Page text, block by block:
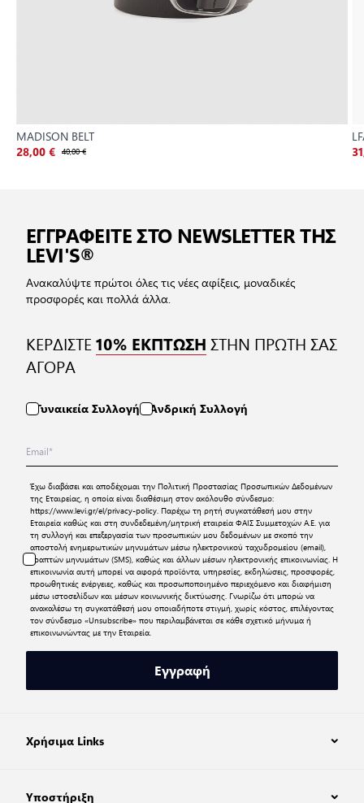
MADISON BELT
28,00 € 40,00 €
ΕΓΓΡΑΦΕΙΤΕ ΣΤΟ NEWSLETTER ΤΗΣ
LEVI'S®
Ανακαλύψτε πρώτοι όλες τις νέες αφίξεις, μοναδικές
προσφορές και πολλά άλλα.
ΚΕΡΔΙΣΤΕ10% ΕΚΠΤΩΣΗ ΣΤΗΝ ΠΡΩΤΗ ΣΑΣ
ΑΓΟΡΑ
Γυναικεία Συλλογή Ανδρική Συλλογή
Έχω διαβάσει και αποδέχομαι την Πολιτική Προστασίας Προσωπικών Δεδομένων
της Εταιρείας, η οποία είναι διαθέσιμη στον ακόλουθο σύνδεσμο:
https://www.levi.gr/el/privacy-policy. Παρέχω τη ρητή συγκατάθεσή μου στην
Εταιρεία καθώς και στη συνδεδεμένη/μητρική εταιρεία ΦΑΙΣ Συμμετοχών Α.Ε. για
τη συλλογή και επεξεργασία των προσωπικών μου δεδομένων με σκοπό την
αποστολή ενημερωτικών μηνυμάτων μέσω ηλεκτρονικού ταχυδρομείου (email),
γραπτών μηνυμάτων (SMS), καθώς και άλλων μέσων ηλεκτρονικής επικοινωνίας. Η
επικοινωνία αυτή μπορεί να αφορά προϊόντα, υπηρεσίες, εκδηλώσεις, προσφορές,
προωθητικές ενέργειες, καθώς και προσωποποιημένο περιεχόμενο και διαφήμιση
μέσω ιστοσελίδων και μέσων κοινωνικής δικτύωσης. Γνωρίζω ότι μπορώ να
ανακαλέσω τη συγκατάθεσή μου οποιαδήποτε στιγμή, χωρίς κόστος, επιλέγοντας
τον σύνδεσμο «Unsubscribe» που περιλαμβάνεται σε κάθε σχετικό μήνυμα ή
επικοινωνώντας με την Εταιρεία.
Εγγραφή
Χρήσιμα Links
Υποστήριξη